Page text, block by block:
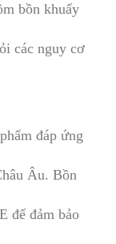
bồn khuấy
các nguy cơ
đáp ứng
Âu. Bồn
để đảm bảo